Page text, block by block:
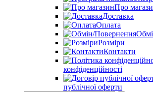
Про
Доставка
Оплата
Розміри
Контакти
конфіденційності
публічної оферти